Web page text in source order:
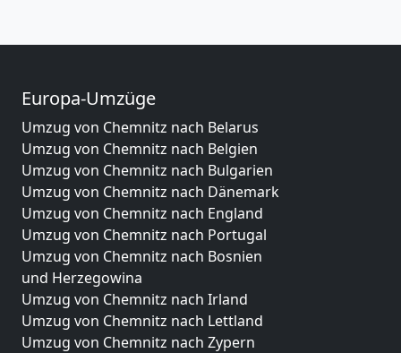
Europa-Umzüge
Umzug von Chemnitz nach Belarus
Umzug von Chemnitz nach Belgien
Umzug von Chemnitz nach Bulgarien
Umzug von Chemnitz nach Dänemark
Umzug von Chemnitz nach England
Umzug von Chemnitz nach Portugal
Umzug von Chemnitz nach Bosnien
und Herzegowina
Umzug von Chemnitz nach Irland
Umzug von Chemnitz nach Lettland
Umzug von Chemnitz nach Zypern